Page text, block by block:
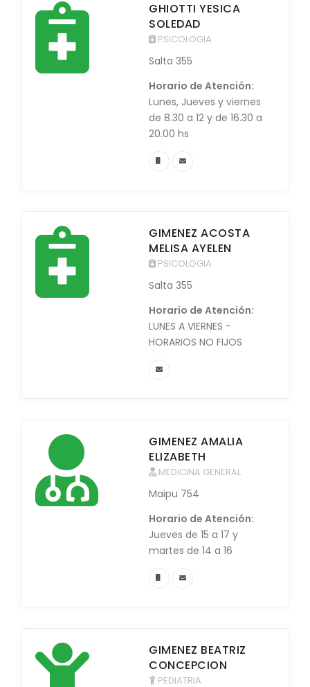
GHIOTTI YESICA
SOLEDAD
PSICOLOGIA
Salta 355
Horario de Atención:
Lunes, Jueves y viernes
de 8.30 a 12 y de 16.30 a
20.00 hs
GIMENEZ ACOSTA
MELISA AYELEN
PSICOLOGIA
Salta 355
Horario de Atención:
LUNES A VIERNES -
HORARIOS NO FIJOS
GIMENEZ AMALIA
ELIZABETH
MEDICINA GENERAL
Maipu 754
Horario de Atención:
Jueves de 15 a 17 y
martes de 14 a 16
GIMENEZ BEATRIZ
CONCEPCION
PEDIATRIA